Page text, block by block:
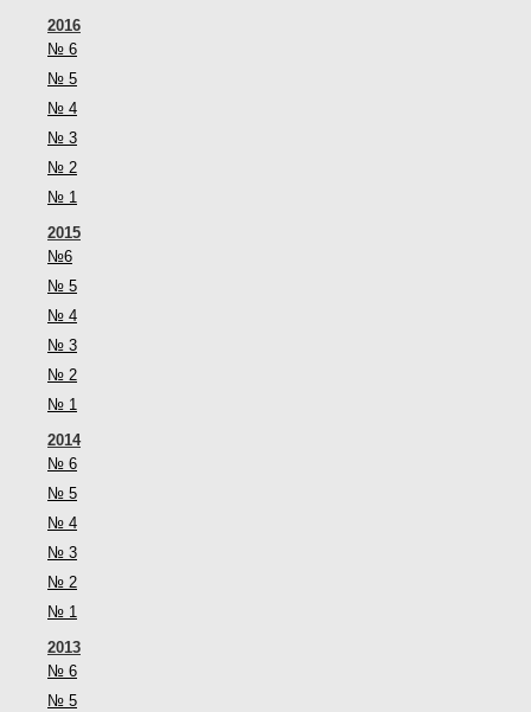
2016
№ 6
№ 5
№ 4
№ 3
№ 2
№ 1
2015
№6
№ 5
№ 4
№ 3
№ 2
№ 1
2014
№ 6
№ 5
№ 4
№ 3
№ 2
№ 1
2013
№ 6
№ 5